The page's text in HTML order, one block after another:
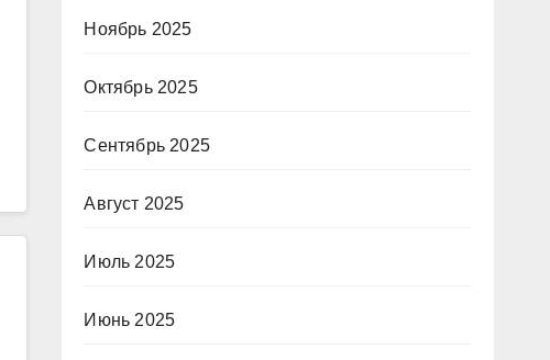
Ноябрь 2025
Октябрь 2025
Сентябрь 2025
Август 2025
Июль 2025
Июнь 2025